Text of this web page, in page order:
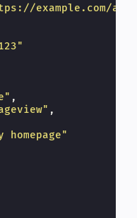
example.com/
,
,
homepage"